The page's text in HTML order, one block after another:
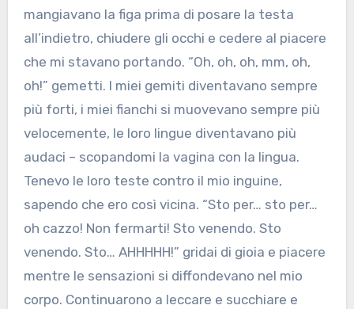
mangiavano la figa prima di posare la testa
all’indietro, chiudere gli occhi e cedere al piacere
che mi stavano portando. “Oh, oh, oh, mm, oh,
oh!” gemetti. I miei gemiti diventavano sempre
più forti, i miei fianchi si muovevano sempre più
velocemente, le loro lingue diventavano più
audaci – scopandomi la vagina con la lingua.
Tenevo le loro teste contro il mio inguine,
sapendo che ero così vicina. “Sto per… sto per…
oh cazzo! Non fermarti! Sto venendo. Sto
venendo. Sto… AHHHHH!” gridai di gioia e piacere
mentre le sensazioni si diffondevano nel mio
corpo. Continuarono a leccare e succhiare e